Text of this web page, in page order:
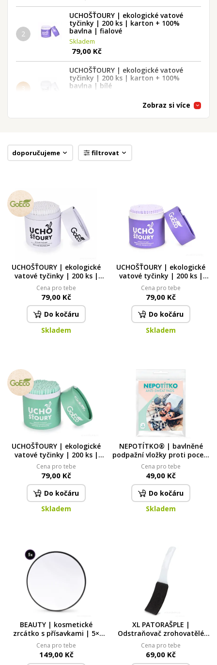
2
UCHOŠŤOURY | ekologické vatové
tyčinky | 200 ks | karton + 100%
bavlna | fialové
Skladem
79,00 Kč
3
UCHOŠŤOURY | ekologické vatové
tyčinky | 200 ks | karton + 100%
bavlna | bílé
4
Skladem
79,00 Kč
5
49,00 Kč
Zobraz si více
doporučujeme filtrovat
UCHOŠŤOURY | ekologické
vatové tyčinky | 200 ks |
karton + 100% bavlna | bílé
Cena pro tebe
79,00 Kč
Do kočáru
Skladem
UCHOŠŤOURY | ekologické
vatové tyčinky | 200 ks |
karton + 100% bavlna |
fialové
Cena pro tebe
79,00 Kč
Do kočáru
Skladem
UCHOŠŤOURY | ekologické
vatové tyčinky | 200 ks |
karton + 100% bavlna |
zelené
Cena pro tebe
79,00 Kč
Do kočáru
Skladem
NEPOTÍTKO® | bavlněné
podpažní vložky proti pocení
| 10 ks
Cena pro tebe
49,00 Kč
Do kočáru
Skladem
BEAUTY | kosmetické
zrcátko s přísavkami | 5×
zvětšení | Ø 14 cm | na
líčení a péči o pleť
Cena pro tebe
149,00 Kč
XL PATORAŠPLE |
Odstraňovač zrohovatělé
kůže na patách |
ergonomická rašple na
chodidla
Cena pro tebe
69,00 Kč